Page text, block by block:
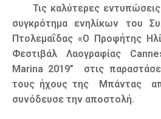
Τις καλύτερες εντυπώσεις
συγκρότημα ενηλίκων του
Πτολεμαΐδας «Ο Προφήτης
Φεστιβάλ Λαογραφίας
Marina 2019” στις
τους ήχους της Μπάντας
συνόδευσε την αποστολή.